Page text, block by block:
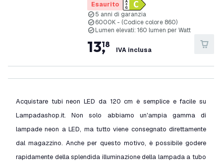
Esaurito
5 anni di garanzia
6000K - (Codice colore 860)
Lumen elevati: 160 lumen per Watt
13,
18
IVA inclusa
Acquistare tubi neon LED da 120 cm è semplice e facile su
Lampadashop.it. Non solo abbiamo un'ampia gamma di
lampade neon a LED, ma tutto viene consegnato direttamente
dal magazzino. Anche per questo motivo, è possibile godere
rapidamente della splendida illuminazione della lampada a tubo